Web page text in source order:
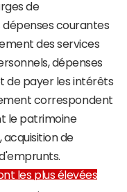
de
courantes
des services
dépenses
de payer les intérêts
correspondent
le patrimoine
de
les plus élevées